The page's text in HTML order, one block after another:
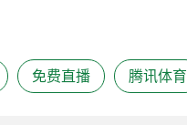
免费直播 腾讯体育